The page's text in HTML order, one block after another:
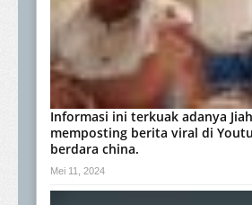
Informasi ini terkuak adanya
memposting berita viral di
berdara china.
Mei 11, 2024